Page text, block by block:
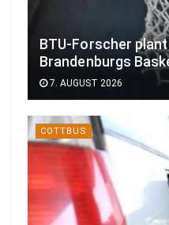
BTU-Forscher
Brandenburgs
7. AUGUST 2026
COTTBUS